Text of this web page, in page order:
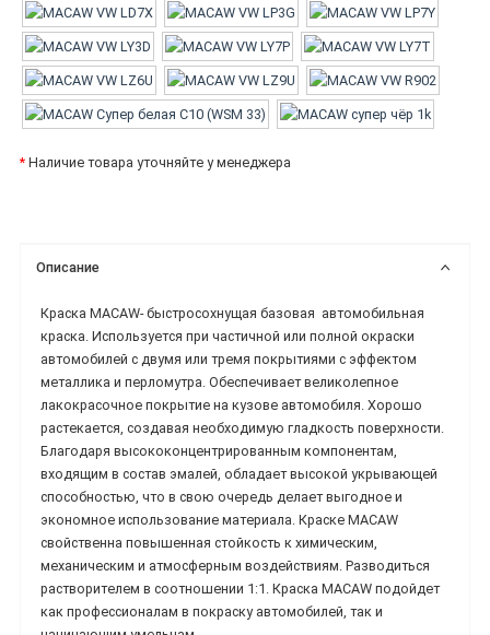
* Наличие товара уточняйте у менеджера
Описание
Краска MACAW-быстросохнущая базовая автомобильная
краска. Используется при частичной или полной окраски
автомобилей с двумя или тремя покрытиями с эффектом
металлика и перломутра. Обеспечивает великолепное
лакокрасочное покрытие на кузове автомобиля. Хорошо
растекается, создавая необходимую гладкость поверхности.
Благодаря высококонцентрированным компонентам,
входящим в состав эмалей, обладает высокой укрывающей
способностью, что в свою очередь делает выгодное и
экономное использование материала. Краске MACAW
свойственна повышенная стойкость к химическим,
механическим и атмосферным воздействиям. Разводиться
растворителем в соотношении 1:1. Краска MACAW подойдет
как профессионалам в покраску автомобилей, так и